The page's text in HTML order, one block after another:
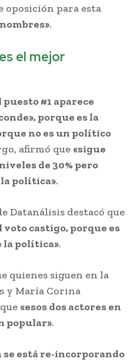
oposición para esta
.
el mejor
puesto #1 aparece
porque es la
no es un político
afirmó que«sigue
de 30% pero
política».
Datanálisis destacó que
castigo, porque es
la política».
quienes siguen en la
y María Corina
«esos dos actores en
popular».
se está re-incorporando